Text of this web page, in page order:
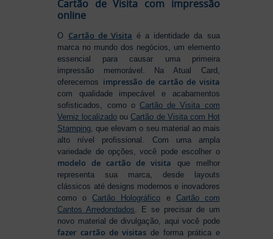
Cartão de Visita com impressão
online
O Cartão de Visita é a identidade da sua
marca no mundo dos negócios, um elemento
essencial para causar uma primeira
impressão memorável. Na Atual Card,
oferecemos impressão de cartão de visita
com qualidade impecável e acabamentos
sofisticados, como o Cartão de Visita com
Verniz localizado ouCartão de Visita com Hot
Stamping, que elevam o seu material ao mais
alto nível profissional. Com uma ampla
variedade de opções, você pode escolher o
modelo de cartão de visita que melhor
representa sua marca, desde layouts
clássicos até designs modernos e inovadores
como oCartão Holográfico e Cartão com
Cantos Arredondados. E se precisar de um
novo material de divulgação, aqui você pode
fazer cartão de visitas de forma prática e